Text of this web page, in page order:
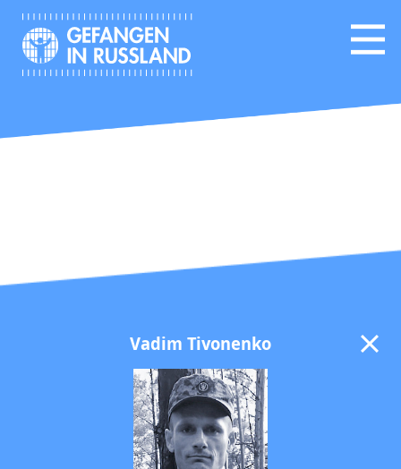
Vadim Tivonenko